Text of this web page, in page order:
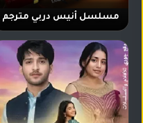
مسلسل أنيس دربي مترجم